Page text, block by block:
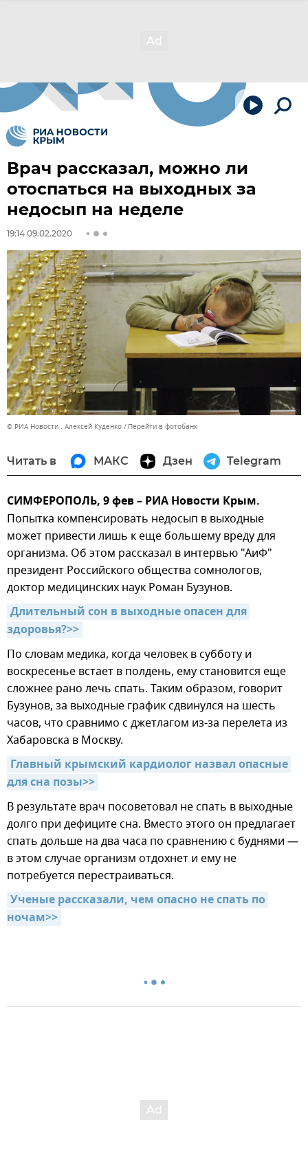
Врач рассказал, можно ли
отоспаться на выходных за
недосып на неделе
19:14 09.02.2020
© РИА Новости . Алексей Куденко Перейти в фотобанк
Читать в МАКС Дзен Telegram
СИМФЕРОПОЛЬ, 9 фев – РИА Новости Крым.
Попытка компенсировать недосып в выходные
может привести лишь к еще большему вреду для
организма. Об этом рассказал в интервью "АиФ"
президент Российского общества сомнологов,
доктор медицинских наук Роман Бузунов.
Длительный сон в выходные опасен для
здоровья?>>
По словам медика, когда человек в субботу и
воскресенье встает в полдень, ему становится еще
сложнее рано лечь спать. Таким образом, говорит
Бузунов, за выходные график сдвинулся на шесть
часов, что сравнимо с джетлагом из-за перелета из
Хабаровска в Москву.
Главный крымский кардиолог назвал опасные
для сна позы>>
В результате врач посоветовал не спать в выходные
долго при дефиците сна. Вместо этого он предлагает
спать дольше на два часа по сравнению с буднями —
в этом случае организм отдохнет и ему не
потребуется перестраиваться.
Ученые рассказали, чем опасно не спать по
ночам>>